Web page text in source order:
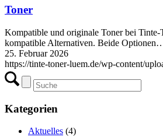
Toner
Kompatible und originale Toner bei Tinte-
kompatible Alternativen. Beide
25. Februar 2026
https://tinte-toner-luem.de/wp-content/
Kategorien
Aktuelles (4)